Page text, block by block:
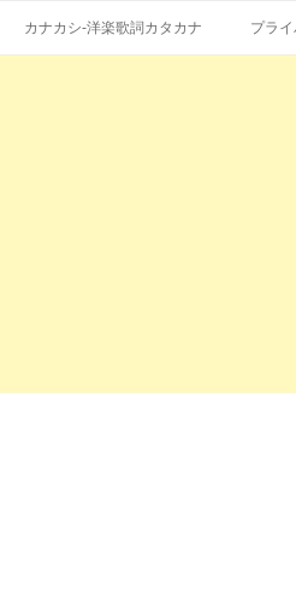
の意味、読み方
ン
ン
カナカシ-洋楽歌詞カタカナ プラ